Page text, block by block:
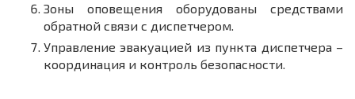
Зоны оповещения оборудованы средствами
обратной связи с диспетчером.
Управление эвакуацией из пункта диспетчера –
координация и контроль безопасности.